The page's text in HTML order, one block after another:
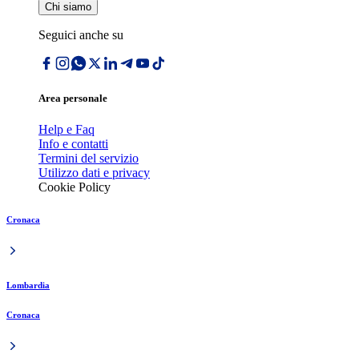
Chi siamo
Seguici anche su
Area personale
Help e Faq
Info e contatti
Termini del servizio
Utilizzo dati e privacy
Cookie Policy
Cronaca
Lombardia
Cronaca